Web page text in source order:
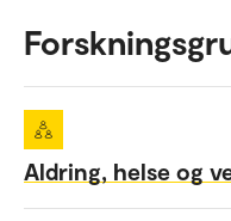
Aldring, helse og